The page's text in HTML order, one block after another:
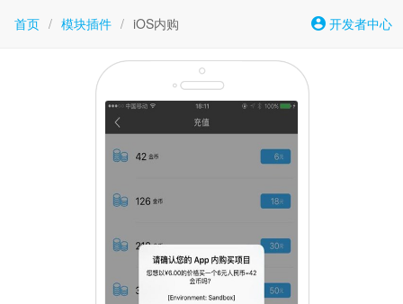
首页 / 模块插件 / iOS内购 开发者中心